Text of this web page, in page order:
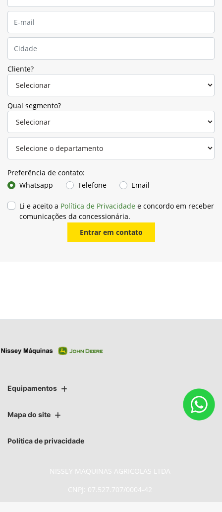
Cliente?
Qual segmento?
Preferência de contato:
Whatsapp
Telefone Email
Li e aceito a Política de Privacidade e concordo em receber
comunicações da concessionária.
Entrar em contato
Equipamentos
Mapa do site
Política de privacidade
NISSEY MAQUINAS AGRICOLAS LTDA
CNPJ: 07.527.707/0004-42